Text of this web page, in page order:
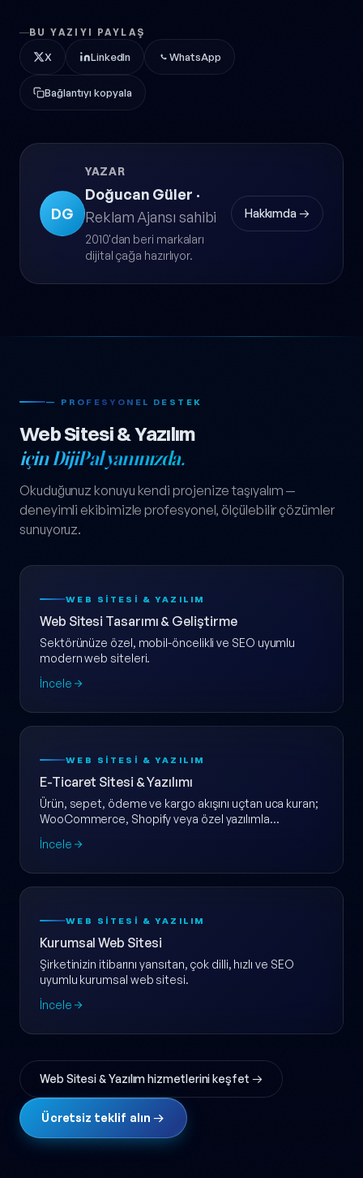
BU YAZIYI PAYLAŞ
X LinkedIn WhatsApp
Bağlantıyı kopyala
DG
YAZAR
Doğucan Güler ·
Reklam Ajansı sahibi
2010'dan beri markaları
dijital çağa hazırlıyor.
Hakkımda →
— PROFESYONEL DESTEK
Web Sitesi & Yazılım
için DijiPal yanınızda.
Okuduğunuz konuyu kendi projenize taşıyalım —
deneyimli ekibimizle profesyonel, ölçülebilir çözümler
sunuyoruz.
WEB SITESI & YAZILIM
Web Sitesi Tasarımı & Geliştirme
Sektörünüze özel, mobil-öncelikli ve SEO uyumlu
modern web siteleri.
İncele
WEB SITESI & YAZILIM
E-Ticaret Sitesi & Yazılımı
Ürün, sepet, ödeme ve kargo akışını uçtan uca kuran;
WooCommerce, Shopify veya özel yazılımla
ölçeklenebilir e-ticaret web sitesi.
İncele
WEB SITESI & YAZILIM
Kurumsal Web Sitesi
Şirketinizin itibarını yansıtan, çok dilli, hızlı ve SEO
uyumlu kurumsal web sitesi.
İncele
Web Sitesi & Yazılım hizmetlerini keşfet →
Ücretsiz teklif alın →